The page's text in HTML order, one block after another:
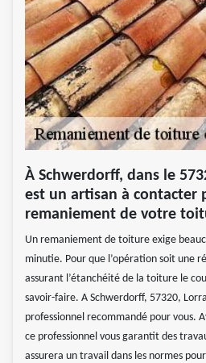
À Schwerdorff, dans le
est un artisan à contacter
remaniement de votre
Un remaniement de toiture exige
minutie. Pour que l’opération soit une
assurant l’étanchéité de la toiture le
savoir-faire. A Schwerdorff, 57320,
professionnel recommandé pour vous.
ce professionnel vous garantit des
assurera un travail dans les normes